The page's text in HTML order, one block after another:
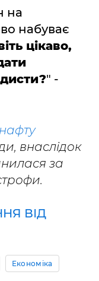
на
набуває
цікаво,
" -
внаслідок
за
ВІД
Економіка